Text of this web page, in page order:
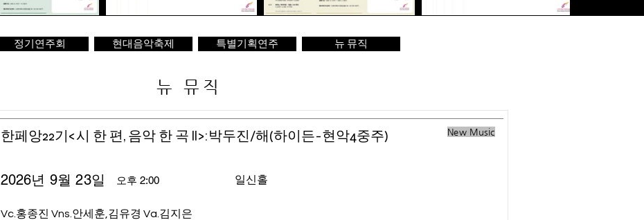
정기연주회 현대음악축제 특별기획연주 뉴 뮤직
뉴 뮤직
New Music
한페앙22기<시 한 편, 음악 한 곡 ll>:박두진/해(하이든-현악4중주)
오후 2:00
2026년 9월 23일 일신홀
Vc.홍종진 Vns.안세훈,김유경 Va.김지은